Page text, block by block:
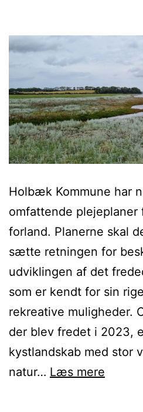
Holbæk Kommune har
omfattende plejeplaner
forland. Planerne skal
sætte retningen for
udviklingen af det
som er kendt for sin
rekreative muligheder.
der blev fredet i 2023,
kystlandskab med stor
natur… Læs mere